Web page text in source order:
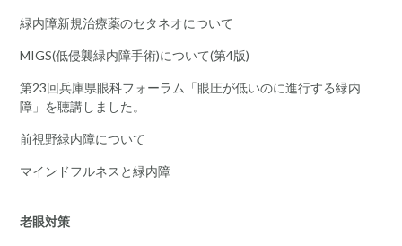
緑内障新規治療薬のセタネオについて
MIGS(低侵襲緑内障手術)について(第4版)
第23回兵庫県眼科フォーラム「眼圧が低いのに進行する緑内
障」を聴講しました。
前視野緑内障について
マインドフルネスと緑内障
老眼対策